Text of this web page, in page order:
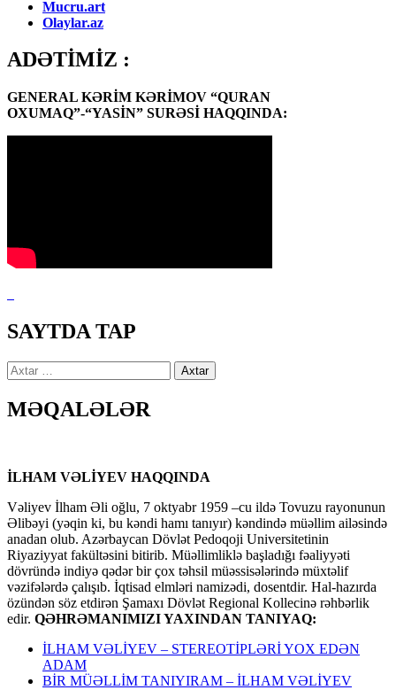
Mucru.art
Olaylar.az
ADƏTİMİZ :
GENERAL KƏRİM KƏRİMOV “QURAN
OXUMAQ”-“YASİN” SURƏSİ HAQQINDA:
SAYTDA TAP
Axtarış:
MƏQALƏLƏR
İLHAM VƏLİYEV HAQQINDA
Vəliyev İlham Əli oğlu, 7 oktyabr 1959 –cu ildə Tovuzu rayonunun
Əlibəyi (yəqin ki, bu kəndi hamı tanıyır) kəndində müəllim ailəsində
anadan olub. Azərbaycan Dövlət Pedoqoji Universitetinin
Riyaziyyat fakültəsini bitirib. Müəllimliklə başladığı fəaliyyəti
dövründə indiyə qədər bir çox təhsil müəssisələrində müxtəlif
vəzifələrdə çalışıb. İqtisad elmləri namizədi, dosentdir. Hal-hazırda
özündən söz etdirən Şamaxı Dövlət Regional Kollecinə rəhbərlik
edir. QƏHRƏMANIMIZI YAXINDAN TANIYAQ:
İLHAM VƏLİYEV – STEREOTİPLƏRİ YOX EDƏN
ADAM
BİR MÜƏLLİM TANIYIRAM – İLHAM VƏLİYEV